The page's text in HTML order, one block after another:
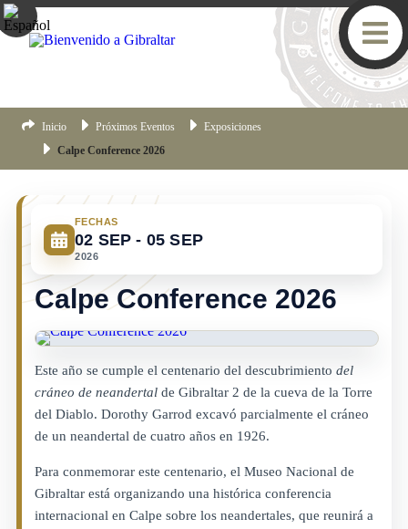
Inicio Próximos Eventos
Exposiciones
Calpe Conference 2026
FECHAS
02 SEP - 05 SEP
2026
Calpe Conference 2026
Este año se cumple el centenario del descubrimiento del
cráneo de neandertal de Gibraltar 2 de la cueva de la Torre
del Diablo. Dorothy Garrod excavó parcialmente el cráneo
de un neandertal de cuatro años en 1926.
Para conmemorar este centenario, el Museo Nacional de
Gibraltar está organizando una histórica conferencia
internacional en Calpe sobre los neandertales, que reunirá a